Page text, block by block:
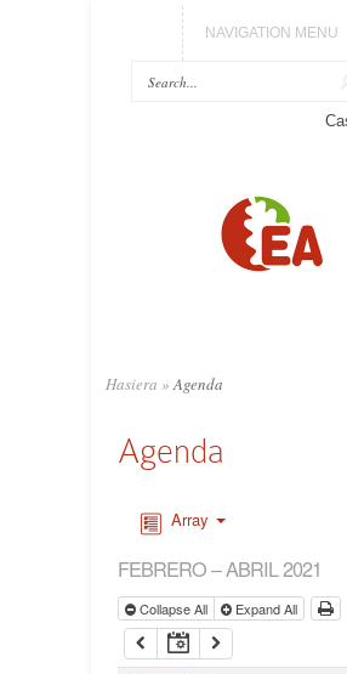
NAVIGATION MENU
Hasiera » Agenda
Agenda
Array
FEBRERO – ABRIL 2021
Collapse All Expand All